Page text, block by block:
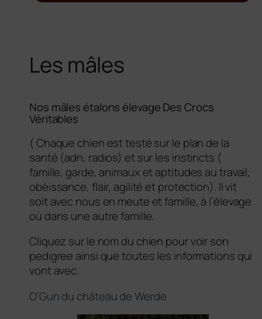
Les mâles
Nos mâles étalons élevage Des Crocs
Véritables
( Chaque chien est testé sur le plan de la
santé (adn, radios) et sur les instincts (
famille, garde, animaux et aptitudes au travail,
obéissance, flair, agilité et protection). Il vit
soit avec nous en meute et famille, à l’élevage
où dans une autre famille.
Cliquez sur le nom du chien pour voir son
pedigree ainsi que toutes les informations qui
vont avec.
O’Gun du château de Werde